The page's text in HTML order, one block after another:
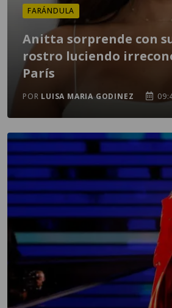
FARÁNDULA
Anitta sorprende con
rostro luciendo
París
POR LUISA MARIA GODINEZ